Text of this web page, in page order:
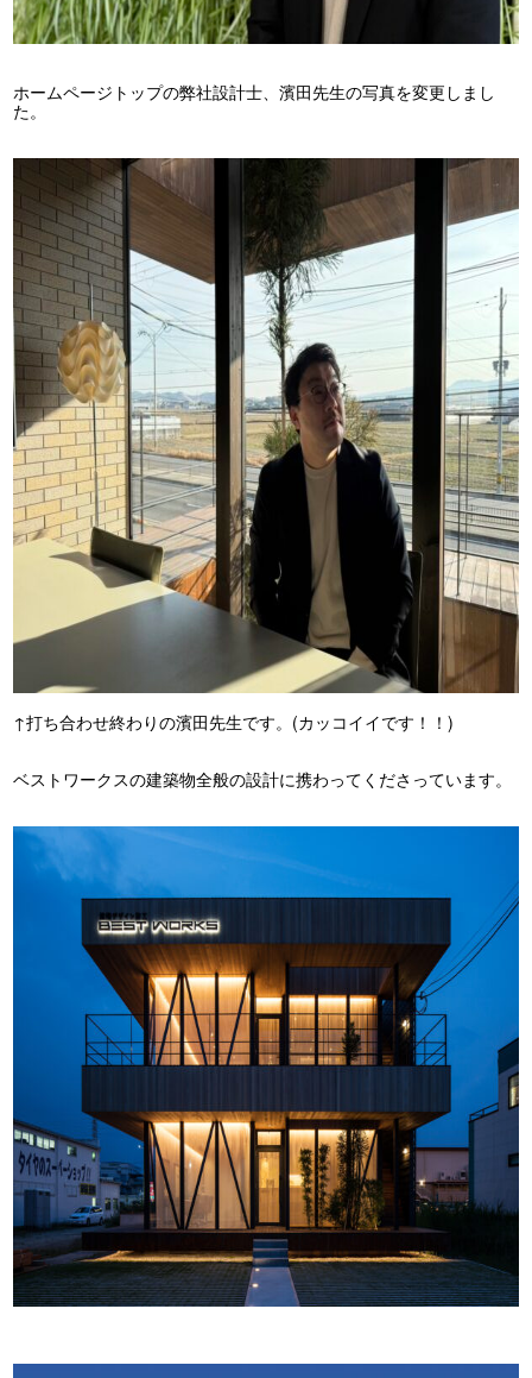
ホームページトップの弊社設計士、濱田先生の写真を変更しまし
た。
↑打ち合わせ終わりの濱田先生です。(カッコイイです！！)
ベストワークスの建築物全般の設計に携わってくださっています。